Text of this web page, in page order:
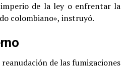
de la ley o enfrentar la
colombiano», instruyó.
de las fumigaciones